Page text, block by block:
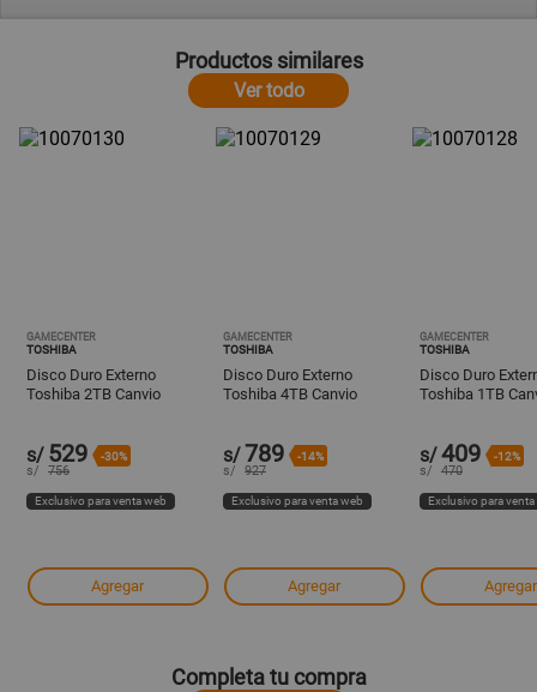
Productos similares
Ver todo
GAMECENTER
TOSHIBA
Disco Duro Externo
Toshiba 2TB Canvio
s/ 529 -30%
s/ 756
Exclusivo para venta web
Agregar
GAMECENTER
TOSHIBA
Disco Duro Externo
Toshiba 4TB Canvio
s/789 -14%
s/ 927
Exclusivo para venta web
Agregar
GAMECENTER
TOSHIBA
Disco Duro
Toshiba 1TB
s/409 -12%
s/ 470
Exclusivo para
Agregar
Completa tu compra